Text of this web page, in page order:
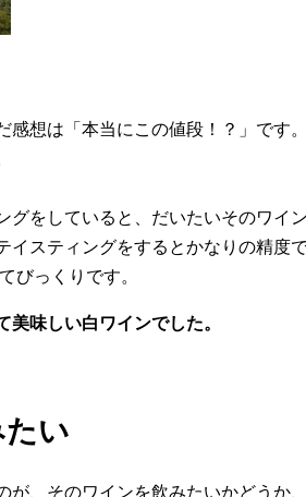
感想は「本当にこの値段！？」です
グをしていると、だいたいそのワイ
イスティングをするとかなりの精
びっくりです。
美味しい白ワインでした。
い
が、そのワインを飲みたいかどうか